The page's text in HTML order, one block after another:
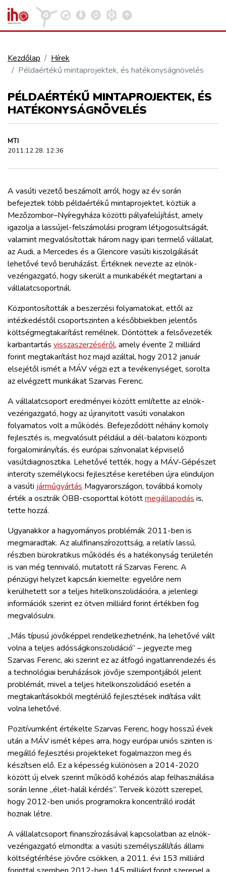
VASÚT
KÖZÚT
REPÜLÉS
KÖZLEKEDÉSFEJLESZTÉS
ELLÁTÁSI LÁNC
ZÖLDÚT
HAJÓZÁS
BLOG
ARCHÍVUM
WEBSHOP
BELÉPÉS
REGISZTRÁCIÓ
Kosár megtekintése
Kezdőlap
Hírek
Példaértékű mintaprojektek, és hatékonyságnövelés
PÉLDAÉRTÉKŰ MINTAPROJEKTEK, ÉS
HATÉKONYSÁGNÖVELÉS
MTI
2011.12.28. 12:36
A vasúti vezető beszámolt arról, hogy az év során
befejeztek több példaértékű mintaprojektet, köztük a
Mezőzombor–Nyíregyháza közötti pályafelújítást, amely
igazolja a lassújel-felszámolási program létjogosultságát,
valamint megvalósítottak három nagy ipari termelő vállalat,
az Audi, a Mercedes és a Glencore vasúti kiszolgálását
lehetővé tevő beruházást. Értéknek nevezte az elnök-
vezérigazgató, hogy sikerült a munkabékét megtartani a
vállalatcsoportnál.
Központosították a beszerzési folyamatokat, ettől az
intézkedéstől csoportszinten a későbbiekben jelentős
költségmegtakarítást remélnek. Döntöttek a felsővezeték
karbantartás visszaszerzéséről, amely évente 2 milliárd
forint megtakarítást hoz majd azáltal, hogy 2012 január
elsejétől ismét a MÁV végzi ezt a tevékenységet, sorolta
az elvégzett munkákat Szarvas Ferenc.
A vállalatcsoport eredményei között említette az elnök-
vezérigazgató, hogy az újranyitott vasúti vonalakon
folyamatos volt a működés. Befejeződött néhány komoly
fejlesztés is, megvalósult például a dél-balatoni központi
forgalomirányítás, és európai színvonalat képviselő
vasútdiagnosztika. Lehetővé tették, hogy a MÁV-Gépészet
intercity személykocsi fejlesztése keretében újra elinduljon
a vasúti járműgyártás Magyarországon, továbbá komoly
érték a osztrák ÖBB-csoporttal kötöttmegállapodás is,
tette hozzá.
Ugyanakkor a hagyományos problémák 2011-ben is
megmaradtak. Az alulfinanszírozottság, a relatív lassú,
részben bürokratikus működés és a hatékonyság területén
is van még tennivaló, mutatott rá Szarvas Ferenc. A
pénzügyi helyzet kapcsán kiemelte: egyelőre nem
kerülhetett sor a teljes hitelkonszolidációra, a jelenlegi
információk szerint ez ötven milliárd forint értékben fog
megvalósulni.
„Más típusú jövőképpel rendelkezhetnénk, ha lehetővé vált
volna a teljes adósságkonszolidáció” – jegyezte meg
Szarvas Ferenc, aki szerint ez az átfogó ingatlanrendezés és
a technológiai beruházások jövője szempontjából jelent
problémát, mivel a teljes hitelkonszolidáció esetén a
megtakarításokból megtérülő fejlesztések indítása vált
volna lehetővé.
Pozitívumként értékelte Szarvas Ferenc, hogy hosszú évek
után a MÁV ismét képes arra, hogy európai uniós szinten is
megálló fejlesztési projekteket fogalmazzon meg és
készítsen elő. Ez a képesség különösen a 2014-2020
között új elvek szerint működő kohéziós alap felhasználása
során lenne „élet-halál kérdés”. Terveik között szerepel,
hogy 2012-ben uniós programokra koncentráló irodát
hoznak létre.
A vállalatcsoport finanszírozásával kapcsolatban az elnök-
vezérigazgató elmondta: a vasúti személyszállítás állami
költségtérítése jövőre csökken, a 2011. évi 153 milliárd